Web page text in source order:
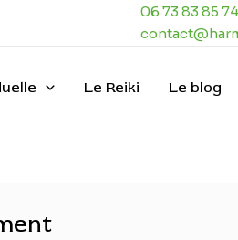
06 73 83 85 74
Le Reiki Le blog